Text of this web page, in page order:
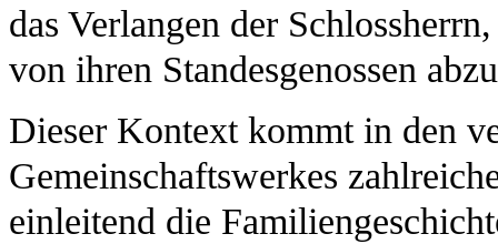
das Verlangen der
von ihren Standesgenossen
Dieser Kontext kommt in den
Gemeinschaftswerkes
einleitend die